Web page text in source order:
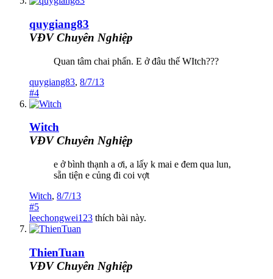
quygiang83
VĐV Chuyên Nghiệp
Quan tâm chai phấn. E ở đâu thế WItch???
quygiang83, 8/7/13
#4
Witch
VĐV Chuyên Nghiệp
e ở bình thạnh a ơi, a lấy k mai e đem qua lun,
sẵn tiện e củng đi coi vợt
Witch, 8/7/13
#5
leechongwei123 thích bài này.
ThienTuan
VĐV Chuyên Nghiệp